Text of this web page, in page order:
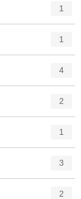
1
1
4
2
1
3
2